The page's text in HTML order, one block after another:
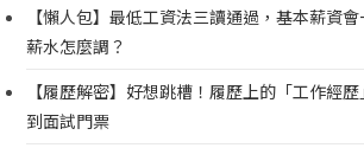
【懶人包】最低工資法三讀通過，基本薪資
薪水怎麼調？
【履歷解密】好想跳槽！履歷上的「工作經
到面試門票